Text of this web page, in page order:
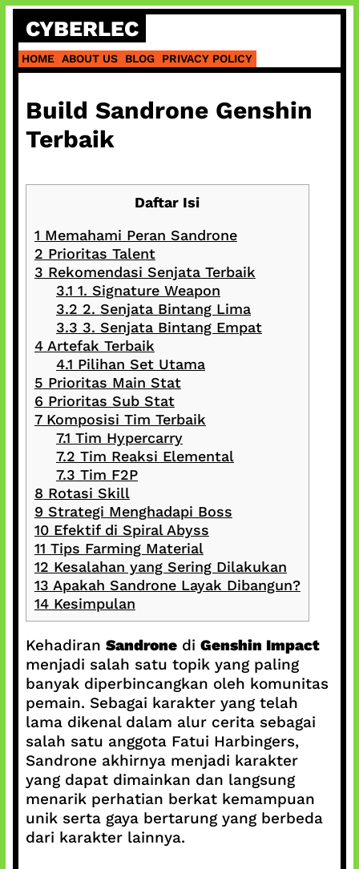
Skip
content
CYBERLEC
HOME ABOUT US BLOG PRIVACY POLICY
Build Sandrone Genshin
Terbaik
Daftar Isi
1 Memahami Peran Sandrone
2 Prioritas Talent
3 Rekomendasi Senjata Terbaik
3.1 1. Signature Weapon
3.2 2. Senjata Bintang Lima
3.3 3. Senjata Bintang Empat
4Artefak Terbaik
4.1 Pilihan Set Utama
5 Prioritas Main Stat
6 Prioritas Sub Stat
7Komposisi Tim Terbaik
7.1 Tim Hypercarry
7.2 Tim Reaksi Elemental
7.3 Tim F2P
8 Rotasi Skill
9 Strategi Menghadapi Boss
10Efektif di Spiral Abyss
11 Tips Farming Material
12 Kesalahan yang Sering Dilakukan
13 Apakah Sandrone Layak Dibangun?
14Kesimpulan
Kehadiran Sandronedi Genshin Impact
menjadi salah satu topik yang paling
banyak diperbincangkan oleh komunitas
pemain. Sebagai karakter yang telah
lama dikenal dalam alur cerita sebagai
salah satu anggota Fatui Harbingers,
Sandrone akhirnya menjadi karakter
yang dapat dimainkan dan langsung
menarik perhatian berkat kemampuan
unik serta gaya bertarung yang berbeda
dari karakter lainnya.